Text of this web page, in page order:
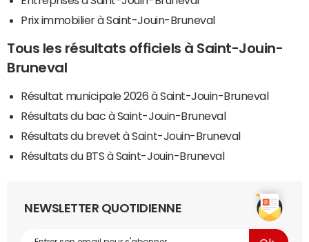
Prix immobilier à Saint-Jouin-Bruneval
Tous les résultats officiels à Saint-Jouin-
Bruneval
Résultat municipale 2026 à Saint-Jouin-Bruneval
Résultats du bac à Saint-Jouin-Bruneval
Résultats du brevet à Saint-Jouin-Bruneval
Résultats du BTS à Saint-Jouin-Bruneval
NEWSLETTER QUOTIDIENNE